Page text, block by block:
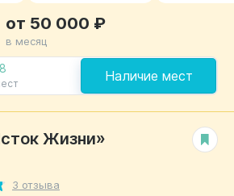
Наличие мест
от 50 000 ₽
в месяц
Жизни»
3 отзыва